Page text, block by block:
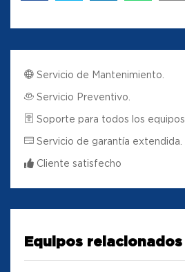
Servicio de Mantenimiento.
Servicio Preventivo.
Soporte para todos los equipos.
Servicio de garantía extendida.
Cliente satisfecho
Equipos relacionados